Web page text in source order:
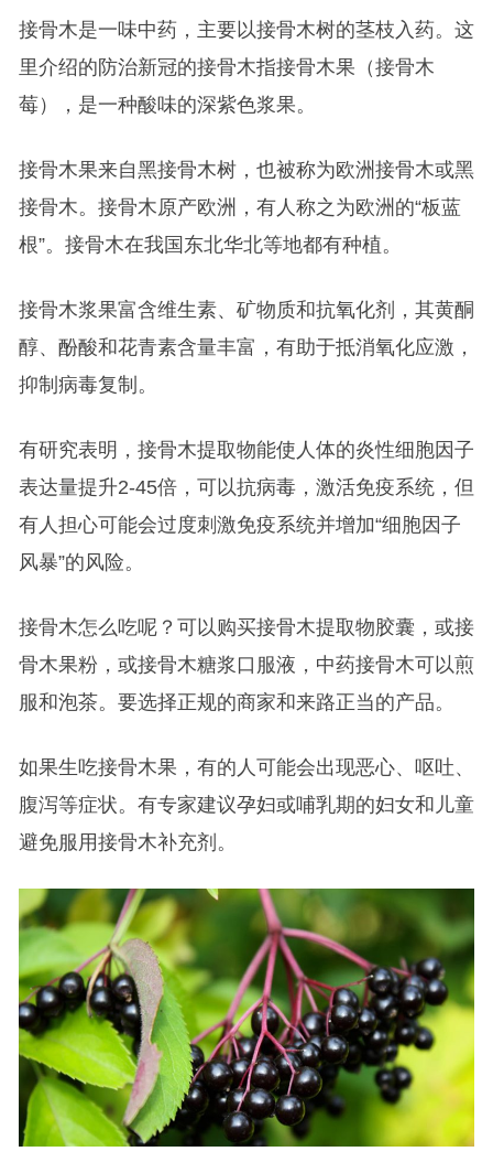
接骨木是一味中药，主要以接骨木树的茎枝入药。这
里介绍的防治新冠的接骨木指接骨木果（接骨木
莓），是一种酸味的深紫色浆果。
接骨木果来自黑接骨木树，也被称为欧洲接骨木或黑
接骨木。接骨木原产欧洲，有人称之为欧洲的“板蓝
根”。接骨木在我国东北华北等地都有种植。
接骨木浆果富含维生素、矿物质和抗氧化剂，其黄酮
醇、酚酸和花青素含量丰富，有助于抵消氧化应激，
抑制病毒复制。
有研究表明，接骨木提取物能使人体的炎性细胞因子
表达量提升2-45倍，可以抗病毒，激活免疫系统，但
有人担心可能会过度刺激免疫系统并增加“细胞因子
风暴”的风险。
接骨木怎么吃呢？可以购买接骨木提取物胶囊，或接
骨木果粉，或接骨木糖浆口服液，中药接骨木可以煎
服和泡茶。要选择正规的商家和来路正当的产品。
如果生吃接骨木果，有的人可能会出现恶心、呕吐、
腹泻等症状。有专家建议孕妇或哺乳期的妇女和儿童
避免服用接骨木补充剂。